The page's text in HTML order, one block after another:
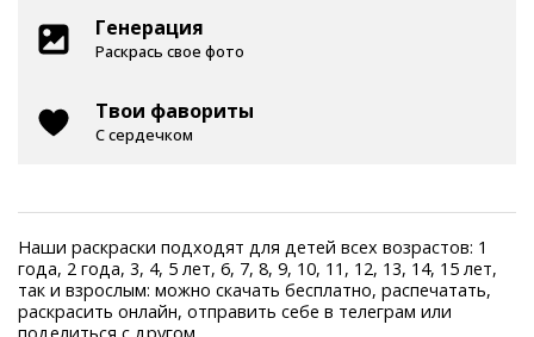
Генерация
Раскрась свое фото
Твои фавориты
С сердечком
Наши раскраски подходят для детей всех возрастов: 1
года, 2 года, 3, 4, 5 лет, 6, 7, 8, 9, 10, 11, 12, 13, 14, 15 лет,
так и взрослым: можно скачать бесплатно, распечатать,
раскрасить онлайн, отправить себе в телеграм или